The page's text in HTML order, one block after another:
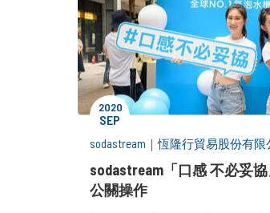
2020
SEP
sodastream ｜恆隆行貿易股份有限
sodastream「口感 不必妥
公關操作